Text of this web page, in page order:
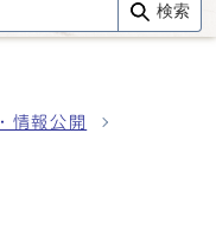
検索
情報公開